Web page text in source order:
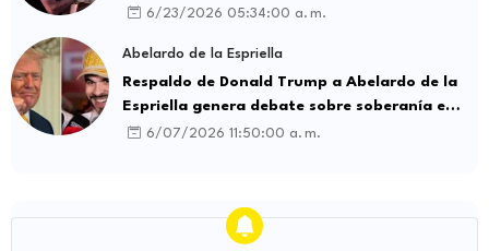
intermediación laboral ilegal
6/23/2026 05:34:00 a. m.
Abelardo de la Espriella
Respaldo de Donald Trump a Abelardo de la
Espriella genera debate sobre soberanía e
influencia internacional
6/07/2026 11:50:00 a. m.